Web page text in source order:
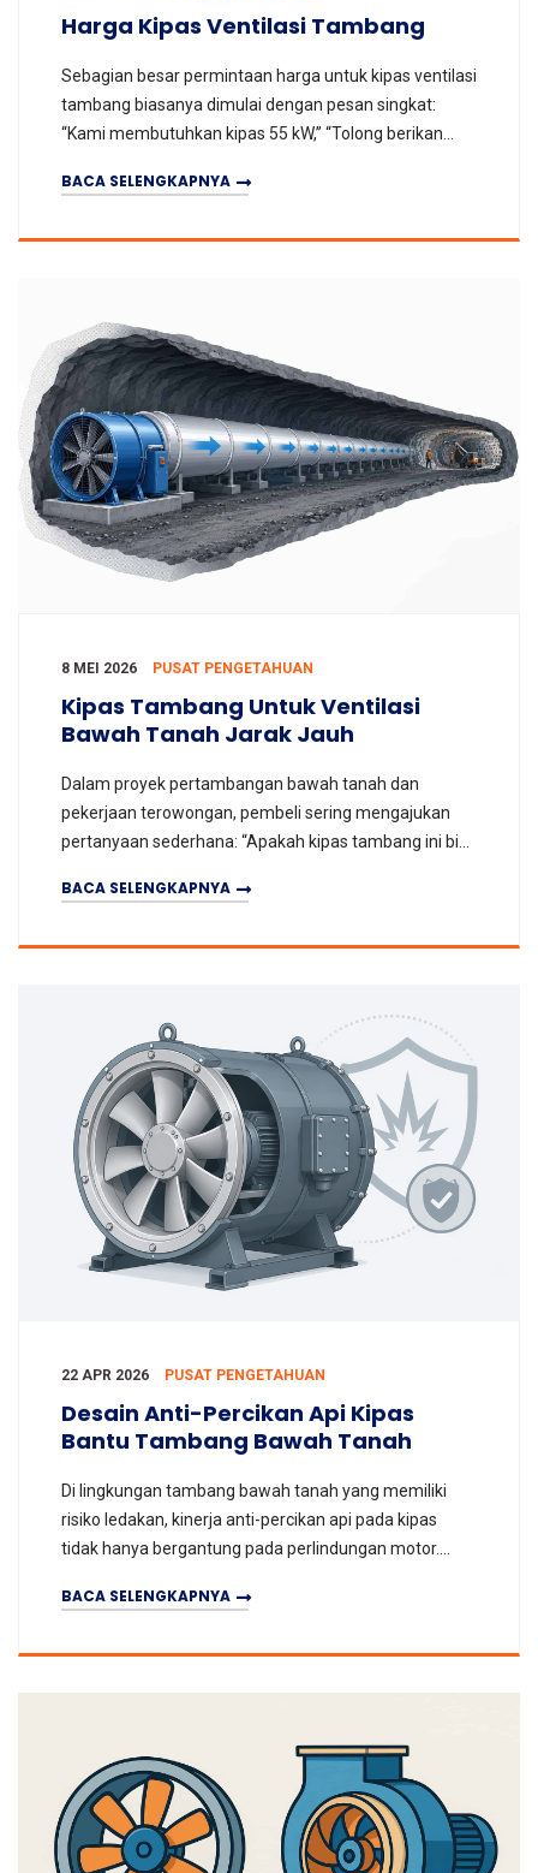
Harga Kipas Ventilasi Tambang
Sebagian besar permintaan harga untuk kipas ventilasi
tambang biasanya dimulai dengan pesan singkat:
“Kami membutuhkan kipas 55 kW,” “Tolong berikan
BACA SELENGKAPNYA
8 MEI 2026 PUSAT PENGETAHUAN
Kipas Tambang Untuk Ventilasi
Bawah Tanah Jarak Jauh
Dalam proyek pertambangan bawah tanah dan
pekerjaan terowongan, pembeli sering mengajukan
pertanyaan sederhana: “Apakah kipas tambang ini bisa
ditentu
BACA SELENGKAPNYA
22 APR 2026 PUSAT PENGETAHUAN
Desain Anti-Percikan Api Kipas
Bantu Tambang Bawah Tanah
Di lingkungan tambang bawah tanah yang memiliki
risiko ledakan, kinerja anti-percikan api pada kipas
tidak hanya bergantung pada perlindungan motor.
BACA SELENGKAPNYA